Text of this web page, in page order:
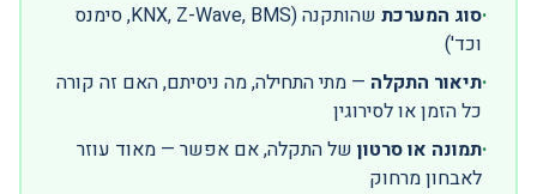
·סוג המערכת
שהותקנה (KNX, Z-Wave, BMS, סימנס
וכד')
·תיאור התקלה — מתי התחילה, מה ניסיתם, האם זה קורה
כל הזמן או לסירוגין
·תמונה או סרטון של התקלה, אם אפשר — מאוד עוזר
לאבחון מרחוק